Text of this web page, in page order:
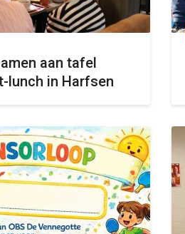
aan tafel
lunch in Harfsen